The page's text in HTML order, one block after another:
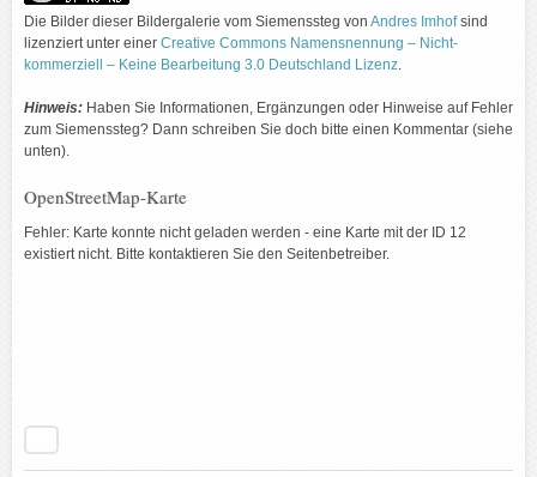
Die Bilder dieser Bildergalerie vom Siemenssteg von Andres Imhofsind
lizenziert unter einer Creative Commons Namensnennung – Nicht-
kommerziell – Keine Bearbeitung 3.0 Deutschland Lizenz
Hinweis: Haben Sie Informationen, Ergänzungen oder Hinweise auf Fehler
zum Siemenssteg? Dann schreiben Sie doch bitte einen Kommentar (siehe
unten).
OpenStreetMap-Karte
Fehler: Karte konnte nicht geladen werden - eine Karte mit der ID 12
existiert nicht. Bitte kontaktieren Sie den Seitenbetreiber.